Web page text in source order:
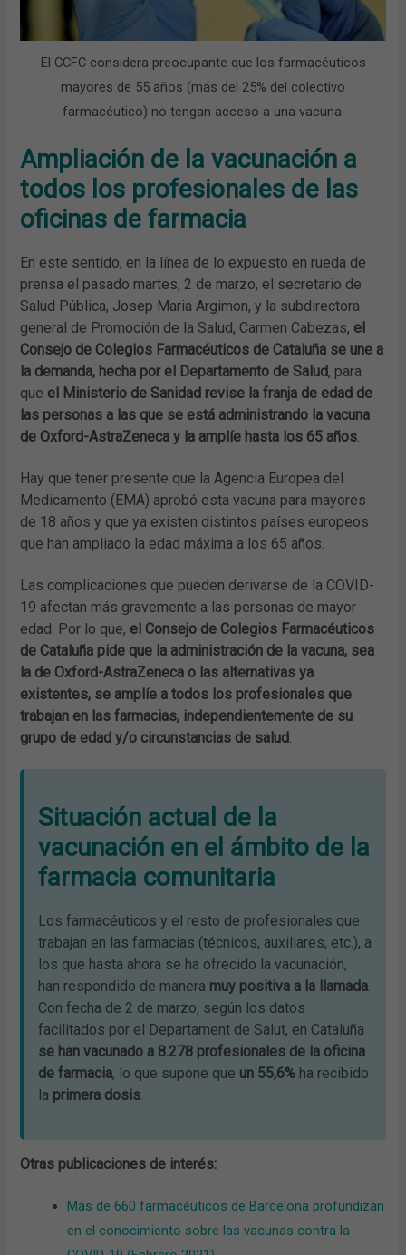
El CCFC considera preocupante que los farmacéuticos
mayores de 55 años (más del 25% del colectivo
farmacéutico) no tengan acceso a una vacuna.
Ampliación de la vacunación a
todos los profesionales de las
oficinas de farmacia
En este sentido, en la línea de lo expuesto en rueda de
prensa el pasado martes, 2 de marzo, el secretario de
Salud Pública, Josep Maria Argimon, y la subdirectora
general de Promoción de la Salud, Carmen Cabezas, el
Consejo de Colegios Farmacéuticos de Cataluña se une a
la demanda, hecha por el Departamento de Salud, para
que el Ministerio de Sanidad revise la franja de edad de
las personas a las que se está administrando la vacuna
de Oxford-AstraZeneca y la amplíe hasta los 65 años.
Hay que tener presente que la Agencia Europea del
Medicamento (EMA) aprobó esta vacuna para mayores
de 18 años y que ya existen distintos países europeos
que han ampliado la edad máxima a los 65 años.
Las complicaciones que pueden derivarse de la COVID-
19 afectan más gravemente a las personas de mayor
edad. Por lo que, el Consejo de Colegios Farmacéuticos
de Cataluña pide que la administración de la vacuna, sea
la de Oxford-AstraZeneca o las alternativas ya
existentes, se amplíe a todos los profesionales que
trabajan en las farmacias, independientemente de su
grupo de edad y/o circunstancias de salud.
Situación actual de la
vacunación en el ámbito de la
farmacia comunitaria
Los farmacéuticos y el resto de profesionales que
trabajan en las farmacias (técnicos, auxiliares, etc.), a
los que hasta ahora se ha ofrecido la vacunación,
han respondido de manera muy positiva a la llamada
Con fecha de 2 de marzo, según los datos
facilitados por el Departament de Salut, en Cataluña
se han vacunado a 8.278 profesionales de la oficina
de farmacia, lo que supone que un 55,6% ha recibido
la primera dosis
Otras publicaciones de interés:
Más de 660 farmacéuticos de Barcelona profundizan
en el conocimiento sobre las vacunas contra la